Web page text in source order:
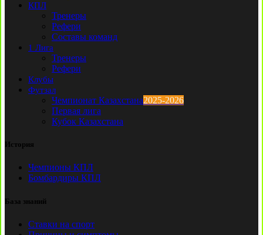
КПЛ
Тренеры
Рефери
Составы команд
1 Лига
Тренеры
Рефери
Клубы
Футзал
Чемпионат Казахстана2025-2026
Первая лига
Кубок Казахстана
История
Чемпионы КПЛ
Бомбардиры КПЛ
База знаний
Ставки на спорт